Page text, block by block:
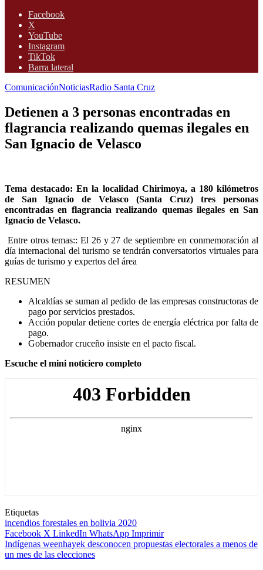
Facebook
X
YouTube
Instagram
TikTok
Barra lateral
ComunicaciónNoticiasRadio Santa Cruz
Detienen a 3 personas encontradas en
flagrancia realizando quemas ilegales en
San Ignacio de Velasco
Tema destacado: En la localidad Chirimoya, a 180 kilómetros
de San Ignacio de Velasco (Santa Cruz) tres personas
encontradas en flagrancia realizando quemas ilegales en San
Ignacio de Velasco.
Entre otros temas:: El 26 y 27 de septiembre en conmemoración al
día internacional del turismo se tendrán conversatorios virtuales para
guías de turismo y expertos del área
RESUMEN
Alcaldías se suman al pedido de las empresas constructoras de
pago por servicios prestados.
Acción popular detiene cortes de energía eléctrica por falta de
pago.
Gobernador cruceño insiste en el pacto fiscal.
Escuche el mini noticiero completo
Etiquetas
incendios forestales en bolivia 2020
Facebook X LinkedIn WhatsApp Imprimir
Indígenas weenhayek desconocen propuestas electorales a menos de
un mes de las elecciones